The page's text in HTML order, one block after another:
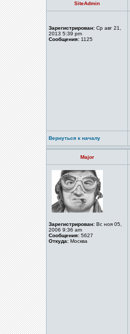
SiteAdmin
Зарегистрирован: Ср авг 21,
2013 5:39 pm
Сообщения: 1125
Вернуться к началу
Major
Зарегистрирован: Вс ноя 05,
2006 9:36 am
Сообщения: 5627
Откуда: Москва